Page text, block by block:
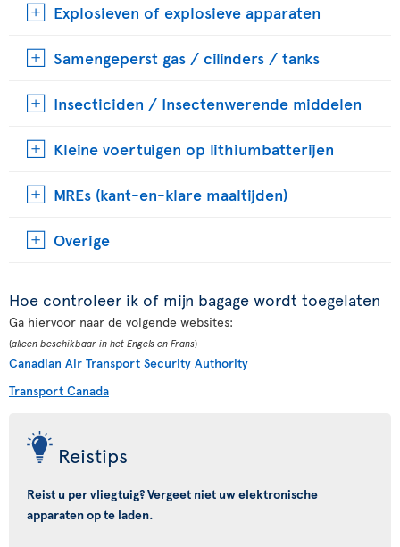
Explosieven of explosieve apparaten
Samengeperst gas / cilinders / tanks
Insecticiden / Insectenwerende middelen
Kleine voertuigen op lithiumbatterijen
MREs (kant-en-klare maaltijden)
Overige
Hoe controleer ik of mijn bagage wordt toegelaten
Ga hiervoor naar de volgende websites:
(alleen beschikbaar in het Engels en Frans)
Canadian Air Transport Security Authority
Transport Canada
Reistips
Reist u per vliegtuig? Vergeet niet uw elektronische
apparaten op te laden.